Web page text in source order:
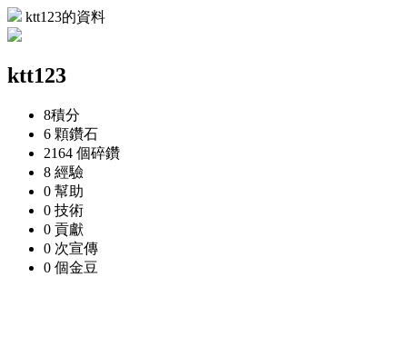
ktt123的資料
ktt123
8積分
6 顆鑽石
2164 個碎鑽
8 經驗
0 幫助
0 技術
0 貢獻
0 次宣傳
0 個金豆